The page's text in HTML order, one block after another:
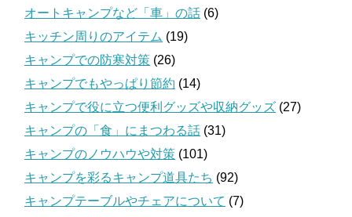
オートキャンプなど「車」の話 (6)
キッチン周りのアイテム (19)
キャンプでの防寒対策 (26)
キャンプでもやっぱり節約 (14)
キャンプで役に立つ便利グッズや収納グッズ (27)
キャンプの「食」にまつわる話 (31)
キャンプのノウハウや対策 (101)
キャンプを彩るキャンプ道具たち (92)
キャンプテーブルやチェアについて (7)